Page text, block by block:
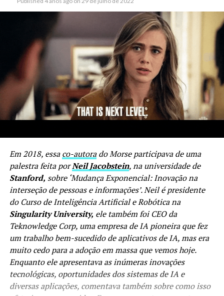
Em 2018, essaco-autorado Morse participava de uma
palestra feita porNeil Jacobstein, na universidade de
Stanford, sobre ‘Mudança Exponencial: Inovação na
interseção de pessoas e informações’. Neil é presidente
do Curso de Inteligência Artificial e Robótica na
Singularity University, ele também foi CEO da
Teknowledge Corp, uma empresa de IA pioneira que fez
um trabalho bem-sucedido de aplicativos de IA, mas era
muito cedo para a adoção em massa que vemos hoje.
Enquanto ele apresentava as inúmeras inovações
tecnológicas, oportunidades dos sistemas de IA e
diversas aplicações, comentava também sobre como isso